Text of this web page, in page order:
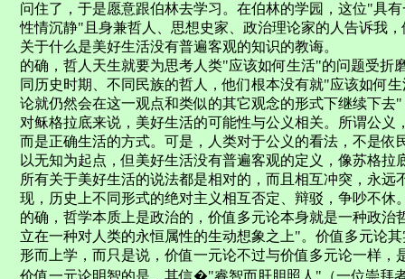
问住了，于是愿意跟伯林去学习。在伯林的学园，这位"具
性情沉静"且身兼哲人、思想史家、政治理论家的人告诉我
关于什么是美好生活没有普遍客观的知识的教诲。
的确，哲人天生就要为思考人类"应该如何生活"的问题受
同历史时期、不同民族的哲人，他们根本没有就"应该如何
论就仍然会在这一观点和类似的其它观念的形式下继续下去
对稣格拉底来说，美好生活的可能性与公义相关。所谓公
而是正确生活的方式。可是，人类对于公义的看法，不是
以无知为起点，但美好生活没有普遍客观的定义，像苏格
所有关于美好生活的说法都是相对的，而且相互冲突，永
现，历史上不同形式的绝对主义相互否定、辩驳，争吵不休
的确，哲学本质上是政治的，价值多元论本身就是一种政
立在一种对人类的永恒属性的生动想象之上"。价值多元论
形而上学，而只是说，价值一元论不过与价值多元论一样
价值一元论明智的是，其信�"睿智而肝胆照人"（一位崇拜